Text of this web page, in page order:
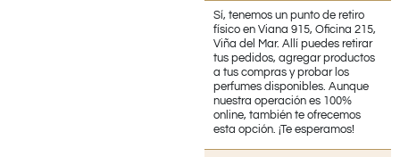
Sí, tenemos un punto de retiro
físico en Viana 915, Oficina 215,
Viña del Mar. Allí puedes retirar
tus pedidos, agregar productos
a tus compras y probar los
perfumes disponibles. Aunque
nuestra operación es 100%
online, también te ofrecemos
esta opción. ¡Te esperamos!